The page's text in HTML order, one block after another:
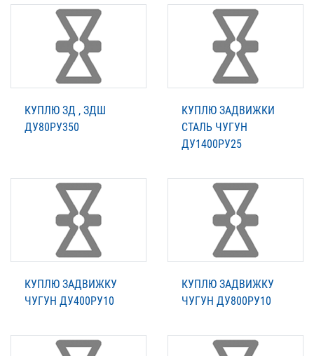
КУПЛЮ ЗД , ЗДШ
ДУ80РУ350
КУПЛЮ ЗАДВИЖКИ
СТАЛЬ ЧУГУН
ДУ1400РУ25
КУПЛЮ ЗАДВИЖКУ
ЧУГУН ДУ400РУ10
КУПЛЮ ЗАДВИЖКУ
ЧУГУН ДУ800РУ10